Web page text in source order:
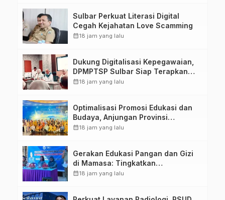
Sulbar Perkuat Literasi Digital
Cegah Kejahatan Love Scamming
calendar_month18 jam yang lalu
Dukung Digitalisasi Kepegawaian,
DPMPTSP Sulbar Siap Terapkan
Aplikasi FLEKSI ASN
calendar_month18 jam yang lalu
Optimalisasi Promosi Edukasi dan
Budaya, Anjungan Provinsi
Sulawesi Barat Perkuat Kolaborasi
calendar_month18 jam yang lalu
Gerakan Edukasi Pangan dan Gizi
di Mamasa: Tingkatkan
Pengetahuan dan Keterampilan
calendar_month18 jam yang lalu